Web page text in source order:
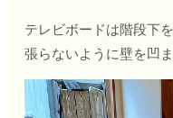
テレビボードは階段下
張らないように壁を凹